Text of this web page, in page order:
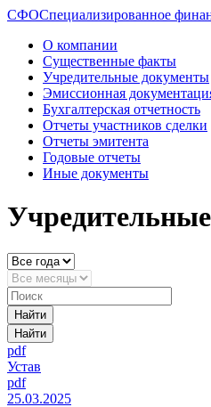
CФОСпециализированное
О компании
Существенные факты
Учредительные документы
Эмиссионная
Бухгалтерская отчетность
Отчеты участников сделки
Отчеты эмитента
Годовые отчеты
Иные документы
Найти
Найти
pdf
Устав
pdf
25.03.2025